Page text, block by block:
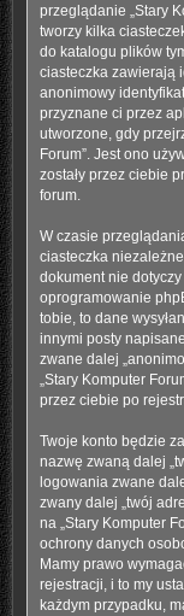
przeglądanie „Stary
tworzy kilka
do katalogu plików
ciasteczka zawierają
anonimowy
przyznane ci przez
utworzone, gdy
Forum”. Jest ono
zostały przez ciebie
forum.
W czasie
ciasteczka
dokument nie
oprogramowanie
tobie, to dane
innymi posty
zwane dalej
„Stary Komputer
przez ciebie po
Twoje konto będzie
nazwę zwaną dalej
logowania zwane
zwany dalej „twój
na „Stary Komputer
ochrony danych
Mamy prawo
rejestracji, i to my
każdym przypadku,